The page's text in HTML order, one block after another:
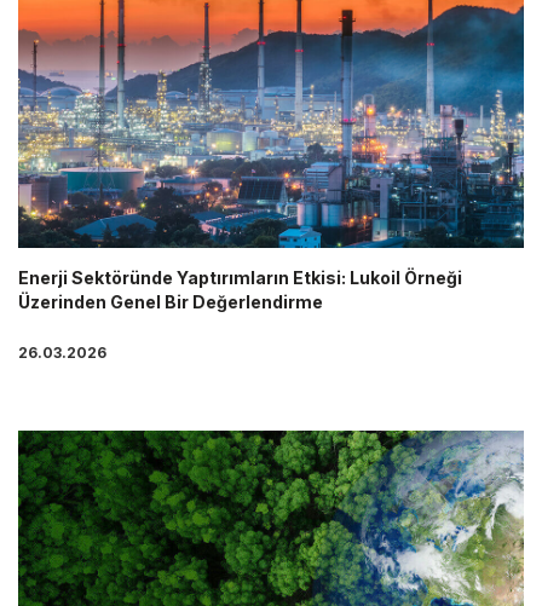
Enerji Sektöründe Yaptırımların Etkisi: Lukoil Örneği
Üzerinden Genel Bir Değerlendirme
26.03.2026